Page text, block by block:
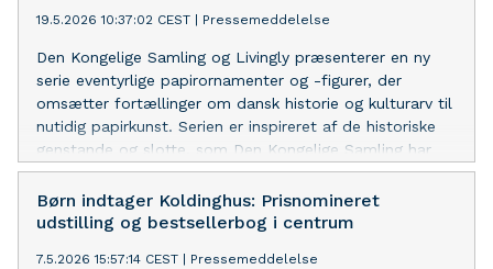
19.5.2026 10:37:02 CEST Pressemeddelelse
Den Kongelige Samling og Livingly præsenterer en ny
serie eventyrlige papirornamenter og -figurer, der
omsætter fortællinger om dansk historie og kulturarv til
nutidig papirkunst. Serien er inspireret af de historiske
genstande og slotte, som Den Kongelige Samling har
ansvaret for at formidle – herunder Rosenborg Slot,
Christiansborg Slot, Amalienborgmuseet og Koldinghus.
Børn indtager Koldinghus: Prisnomineret
udstilling og bestsellerbog i centrum
7.5.2026 15:57:14 CEST Pressemeddelelse